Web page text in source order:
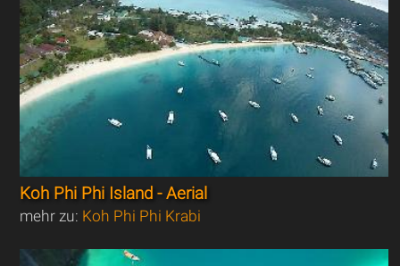
Koh Phi Phi Island - Aerial
mehr zu: Koh Phi Phi Krabi